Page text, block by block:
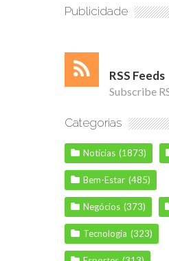
Publicidade
RSS Feeds
Subscribe
Categorias
Notícias (1873)
Bem-Estar (485)
Negócios (373)
Tecnologia (323)